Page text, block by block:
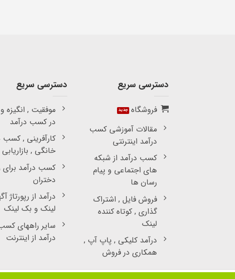
دسترسی سریع
فروشگاه
مقالات آموزشی کسب
درآمد اینترنتی
کسب درآمد از شبکه
های اجتماعی و پیام
رسان ها
فروش فایل , اشتراک
گذاری , کوتاه کننده
لینک
درآمد کلیکی , پاپ آپ ,
همکاری در فروش
دسترسی سریع
موفقیت , انگیزه
در کسب درآمد
کارآفرینی , کسب
خانگی , بازاریابی
کسب درآمد برای
دختران
درآمد از رپورتاژ
لینک و بک لینک
سایر راههای
درآمد از اینترنت